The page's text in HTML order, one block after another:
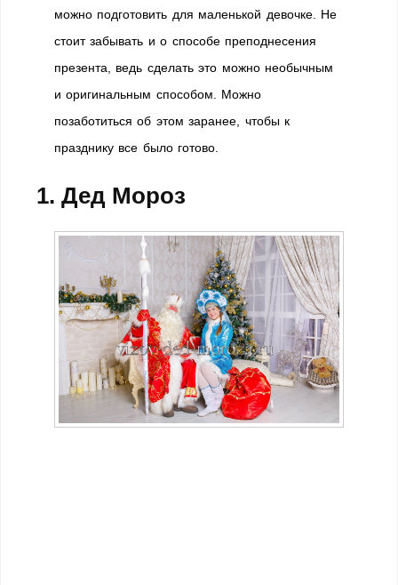
можно подготовить для маленькой девочке. Не
стоит забывать и о способе преподнесения
презента, ведь сделать это можно необычным
и оригинальным способом. Можно
позаботиться об этом заранее, чтобы к
празднику все было готово.
1. Дед Мороз